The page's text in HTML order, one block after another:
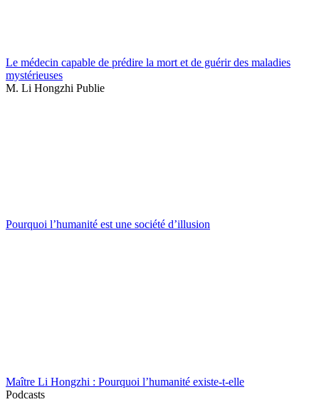
Le médecin capable de prédire la mort et de guérir des maladies
mystérieuses
M. Li Hongzhi Publie
Pourquoi l’humanité est une société d’illusion
Maître Li Hongzhi : Pourquoi l’humanité existe-t-elle
Podcasts